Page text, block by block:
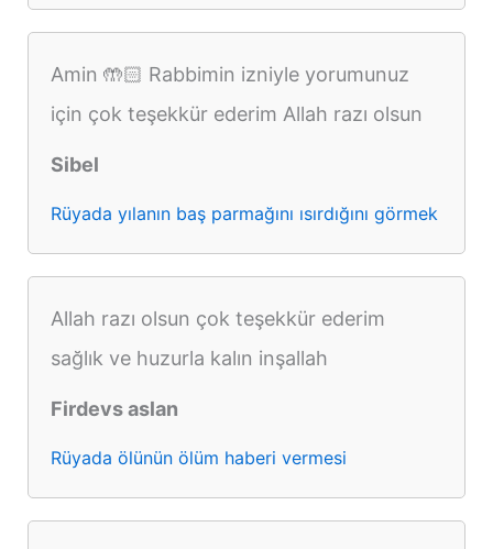
Amin 🤲🏻 Rabbimin izniyle yorumunuz
için çok teşekkür ederim Allah razı olsun
Sibel
Rüyada yılanın baş parmağını ısırdığını görmek
Allah razı olsun çok teşekkür ederim
sağlık ve huzurla kalın inşallah
Firdevs aslan
Rüyada ölünün ölüm haberi vermesi